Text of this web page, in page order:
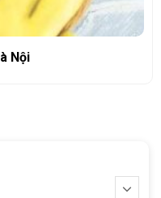
Nội